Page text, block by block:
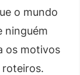
o mundo
ninguém
os motivos
roteiros.